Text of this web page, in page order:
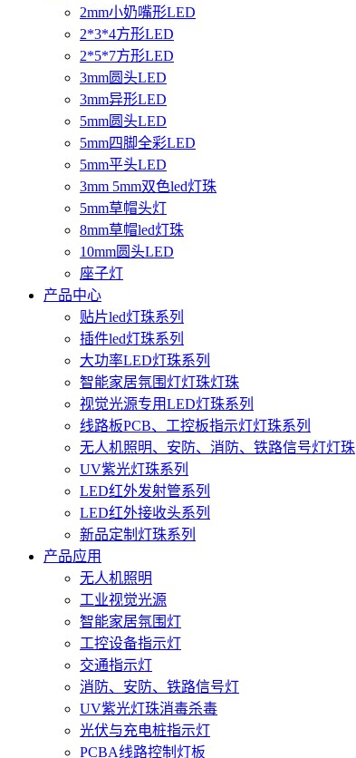
2mm小奶嘴形LED
2*3*4方形LED
2*5*7方形LED
3mm圆头LED
3mm异形LED
5mm圆头LED
5mm四脚全彩LED
5mm平头LED
3mm 5mm双色led灯珠
5mm草帽头灯
8mm草帽led灯珠
10mm圆头LED
座子灯
产品中心
贴片led灯珠系列
插件led灯珠系列
大功率LED灯珠系列
智能家居氛围灯灯珠灯珠
视觉光源专用LED灯珠系列
线路板PCB、工控板指示灯灯珠系列
无人机照明、安防、消防、铁路信号灯灯珠
UV紫光灯珠系列
LED红外发射管系列
LED红外接收头系列
新品定制灯珠系列
产品应用
无人机照明
工业视觉光源
智能家居氛围灯
工控设备指示灯
交通指示灯
消防、安防、铁路信号灯
UV紫光灯珠消毒杀毒
光伏与充电桩指示灯
PCBA线路控制灯板